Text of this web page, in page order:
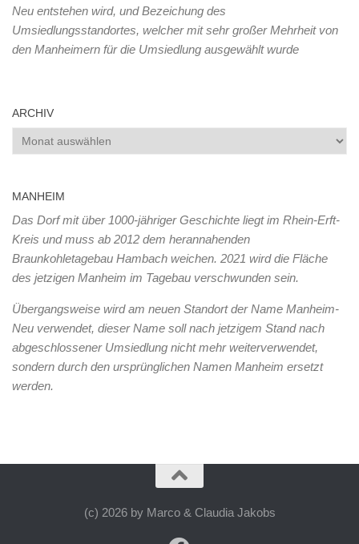
Neu entstehen wird, und Bezeichung des
Umsiedlungsstandortes, welcher mit sehr großer Mehrheit von
den Manheimern für die Umsiedlung ausgewählt wurde
ARCHIV
Archiv
MANHEIM
Das Dorf mit über 1000-jähriger Geschichte liegt im Rhein-Erft-
Kreis und muss ab 2012 dem herannahenden
Braunkohletagebau Hambach weichen. 2021 wird die Fläche
des jetzigen Manheim im Tagebau verschwunden sein.
Übergangsweise wird am neuen Standort der Name Manheim-
Neu verwendet, dieser Name soll nach jetzigem Stand nach
abgeschlossener Umsiedlung nicht mehr weiterverwendet,
sondern durch den ursprünglichen Namen Manheim ersetzt
werden.
(c) 2026 by Marco & Claudia Jakobs